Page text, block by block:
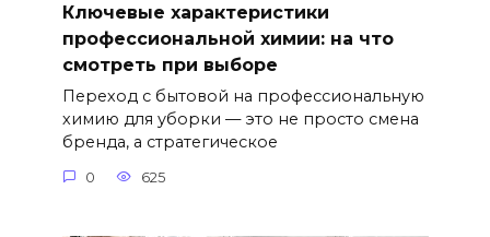
Ключевые характеристики
профессиональной химии: на что
смотреть при выборе
Переход с бытовой на профессиональную
химию для уборки — это не просто смена
бренда, а стратегическое
0 625